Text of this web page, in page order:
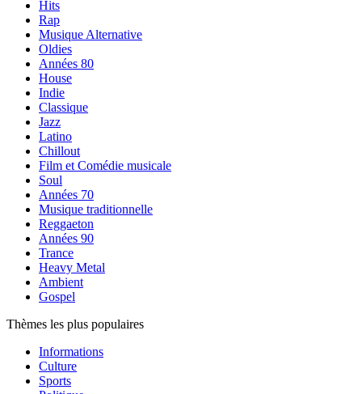
Hits
Rap
Musique Alternative
Oldies
Années 80
House
Indie
Classique
Jazz
Latino
Chillout
Film et Comédie musicale
Soul
Années 70
Musique traditionnelle
Reggaeton
Années 90
Trance
Heavy Metal
Ambient
Gospel
Thèmes les plus populaires
Informations
Culture
Sports